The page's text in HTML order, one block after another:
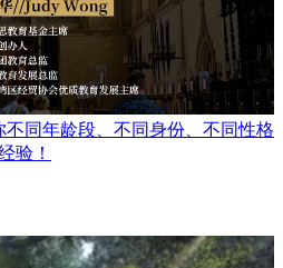
同年龄段、不同身份、不同性格
验！